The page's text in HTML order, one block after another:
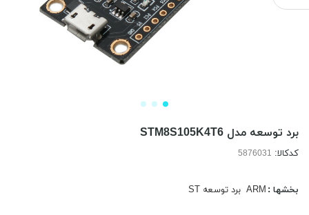
برد توسعه مدل STM8S105K4T6
کدکالا:
بخشها : ARM برد توسعه ST